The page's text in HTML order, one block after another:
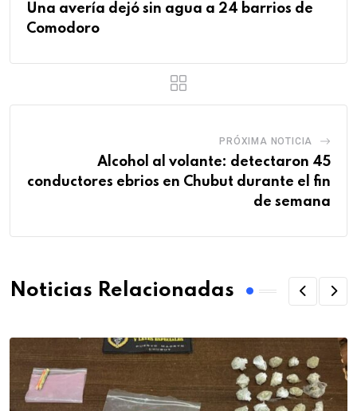
Una avería dejó sin agua a 24 barrios de
Comodoro
PRÓXIMA NOTICIA
Alcohol al volante: detectaron 45
conductores ebrios en Chubut durante el fin
de semana
Noticias Relacionadas